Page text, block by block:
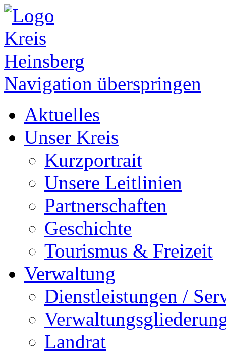
Navigation überspringen
Aktuelles
Unser Kreis
Kurzportrait
Unsere Leitlinien
Partnerschaften
Geschichte
Tourismus & Freizeit
Verwaltung
Dienstleistungen /
Landrat